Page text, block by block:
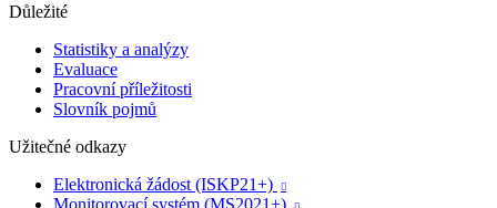
Důležité
Statistiky a analýzy
Evaluace
Pracovní příležitosti
Slovník pojmů
Užitečné odkazy
Elektronická žádost (ISKP21+)

Monitorovací systém (MS2021+)